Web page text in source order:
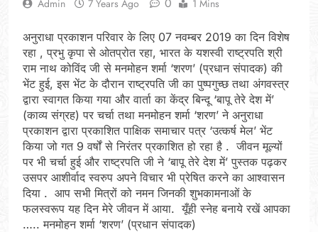
Admin 7 Years Ago 1 Mins
अनुराधा प्रकाशन परिवार के लिए 07 नवम्बर 2019 का दिन विशेष
रहा , प्रभु कृपा से ओतप्रोत रहा, भारत के यशस्वी राष्ट्रपति श्री
राम नाथ कोविंद जी से मनमोहन शर्मा ‘शरण’ (प्रधान संपादक) की
भेंट हुई, इस भेंट के दौरान राष्ट्रपति जी का पुष्पगुच्छ तथा अंगवस्त्र
द्वारा स्वागत किया गया और वार्ता का केंद्र बिन्दू ‘बापू तेरे देश में’
(काव्य संग्रह) पर चर्चा तथा मनमोहन शर्मा ‘शरण’ ने अनुराधा
प्रकाशन द्वारा प्रकाशित पाक्षिक समाचार पत्र ‘उत्कर्ष मेल’ भेंट
किया जो गत 9 वर्षों से निरंतर प्रकाशित हो रहा है . जीवन मूल्यों
पर भी चर्चा हुई और राष्ट्रपति जी ने ‘बापू तेरे देश में’ पुस्तक पढ़कर
उसपर आशीर्वाद स्वरुप अपने विचार भी प्रेषित करने का आश्वासन
दिया . आप सभी मित्रों को नमन जिनकी शुभकामनाओं के
फलस्वरूप यह दिन मेरे जीवन में आया. यूँही स्नेह बनाये रखें आपका
….. मनमोहन शर्मा ‘शरण’ (प्रधान संपादक)